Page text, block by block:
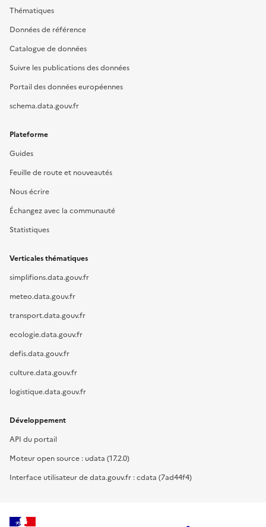
Thématiques
Données de référence
Catalogue de données
Suivre les publications des données
Portail des données européennes
schema.data.gouv.fr
Plateforme
Guides
Feuille de route et nouveautés
Nous écrire
Échangez avec la communauté
Statistiques
Verticales thématiques
simplifions.data.gouv.fr
meteo.data.gouv.fr
transport.data.gouv.fr
ecologie.data.gouv.fr
defis.data.gouv.fr
culture.data.gouv.fr
logistique.data.gouv.fr
Développement
API du portail
Moteur open source : udata (17.2.0)
Interface utilisateur de data.gouv.fr : cdata (7ad44f4)